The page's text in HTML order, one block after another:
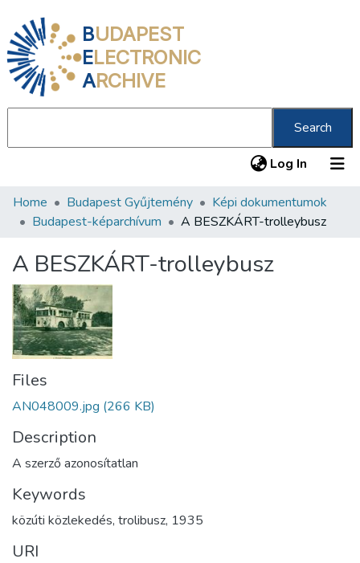
BUDAPEST
ELECTRONIC
ARCHIVE
Search
Log In (current)
Communities & Collections
Statistics
About us
Home Budapest Gyűjtemény
Képi dokumentumok
Budapest-képarchívum
A BESZKÁRT-trolleybusz
A BESZKÁRT-trolleybusz
Files
AN048009.jpg (266 KB)
Description
A szerző azonosítatlan
Keywords
közúti közlekedés, trolibusz, 1935
URI